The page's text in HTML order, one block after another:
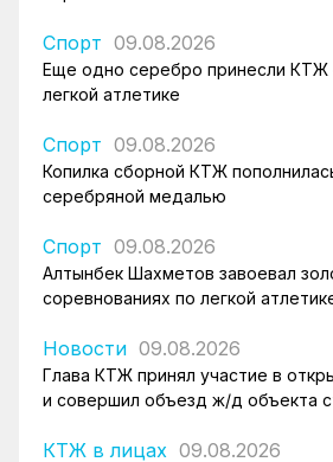
Спорт 09.08.2026
Еще одно серебро принесли КТЖ
легкой атлетике
Спорт 09.08.2026
Копилка сборной КТЖ
серебряной медалью
Спорт 09.08.2026
Алтынбек Шахметов завоевал
соревнованиях по легкой
Новости 09.08.2026
Глава КТЖ принял участие в
и совершил объезд ж/д объекта
КТЖ в лицах 09.08.2026